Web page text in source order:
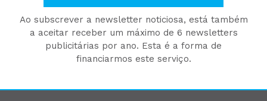
Ao subscrever a newsletter noticiosa, está também
a aceitar receber um máximo de 6 newsletters
publicitárias por ano. Esta é a forma de
financiarmos este serviço.